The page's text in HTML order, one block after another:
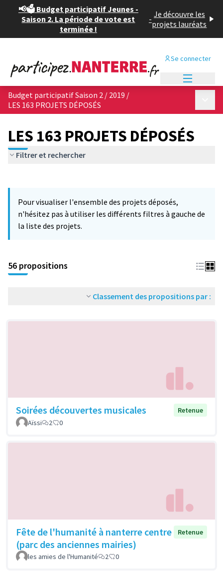
📢🗳️ Budget participatif Jeunes -
Saison 2. La période de vote est
terminée !
- Je découvre les
projets lauréats
Se connecter
Budget participatif Saison 2 / 2019 /
LES 163 PROJETS DÉPOSÉS
LES 163 PROJETS DÉPOSÉS
Filtrer et rechercher
−
Pour visualiser l'ensemble des projets déposés,
n'hésitez pas à utiliser les différents filtres à gauche de
la liste des projets.
56 propositions
Classement des propositions par :
Soirées découvertes musicales
Retenue
Aïssi
2 0
Fête de l'humanité à nanterre centre
(parc des anciennes mairies)
Retenue
les amies de l'Humanité 2 0